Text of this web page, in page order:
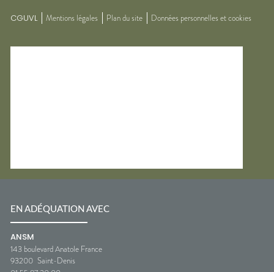
CGUVL Mentions légales Plan du site Données personnelles et cookies
EN ADÉQUATION AVEC
ANSM
143 boulevard Anatole France
93200 Saint-Denis